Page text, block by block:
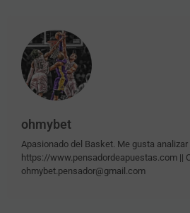
ohmybet
Apasionado del Basket. Me gusta
https://www.pensadordeapuestas.com ||
ohmybet.pensador@gmail.com